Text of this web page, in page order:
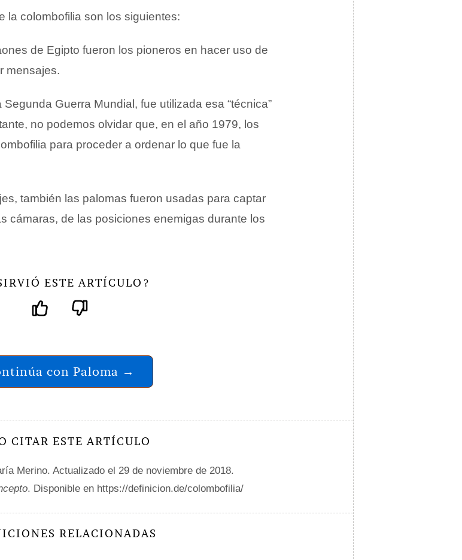
la colombofilia son los siguientes:
de Egipto fueron los pioneros en hacer uso de
mensajes.
Guerra Mundial, fue utilizada esa “técnica”
no podemos olvidar que, en el año 1979, los
para proceder a ordenar lo que fue la
también las palomas fueron usadas para captar
cámaras, de las posiciones enemigas durante los
ESTE ARTÍCULO ?
con Paloma →
CITAR ESTE ARTÍCULO
Merino. Actualizado el 29 de noviembre de 2018.
. Disponible en https://definicion.de/colombofilia/
RELACIONADAS